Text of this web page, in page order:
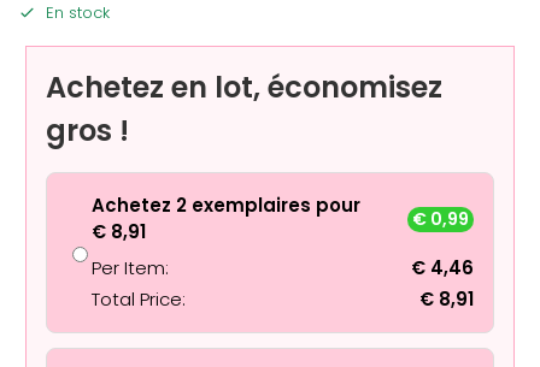
En stock
Achetez en lot, économisez
gros !
Achetez 2 exemplaires pour
€ 8,91
€ 0,99
Per Item: € 4,46
Total Price:
€ 8,91